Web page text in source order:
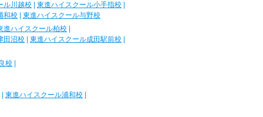
ル川越校 東進ハイスクール小手指校
和校
東進ハイスクール与野校
進ハイスクール柏校
田沼校 東進ハイスクール成田駅前校
校
東進ハイスクール浦和校